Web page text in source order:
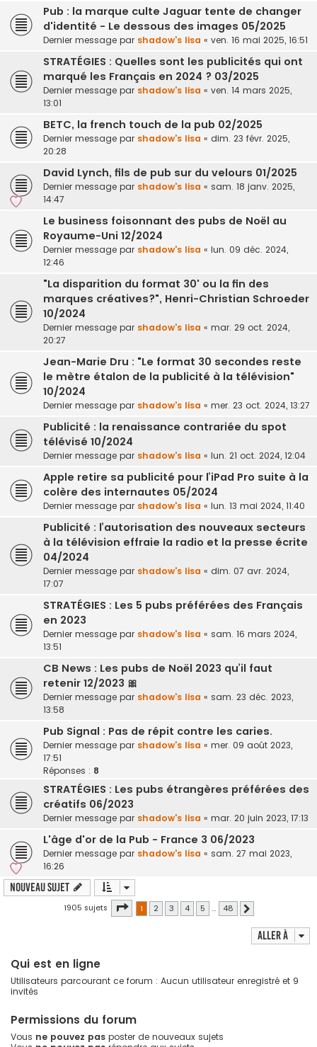
Pub : la marque culte Jaguar tente de changer
d'identité - Le dessous des images 05/2025
Dernier message par shadow's lisa « ven. 16 mai 2025, 16:51
STRATÉGIES : Quelles sont les publicités qui ont
marqué les Français en 2024 ? 03/2025
Dernier message par shadow's lisa « ven. 14 mars 2025,
13:01
BETC, la french touch de la pub 02/2025
Dernier message par shadow's lisa « dim. 23 févr. 2025,
20:28
David Lynch, fils de pub sur du velours 01/2025
Dernier message par shadow's lisa « sam. 18 janv. 2025,
14:47
Le business foisonnant des pubs de Noël au
Royaume-Uni 12/2024
Dernier message par shadow's lisa « lun. 09 déc. 2024,
12:46
"La disparition du format 30' ou la fin des
marques créatives?", Henri-Christian Schroeder
10/2024
Dernier message par shadow's lisa « mar. 29 oct. 2024,
20:27
Jean-Marie Dru : "Le format 30 secondes reste
le mètre étalon de la publicité à la télévision"
10/2024
Dernier message par shadow's lisa « mer. 23 oct. 2024, 13:27
Publicité : la renaissance contrariée du spot
télévisé 10/2024
Dernier message par shadow's lisa « lun. 21 oct. 2024, 12:04
Apple retire sa publicité pour l’iPad Pro suite à la
colère des internautes 05/2024
Dernier message par shadow's lisa « lun. 13 mai 2024, 11:40
Publicité : l’autorisation des nouveaux secteurs
à la télévision effraie la radio et la presse écrite
04/2024
Dernier message par shadow's lisa « dim. 07 avr. 2024,
17:07
STRATÉGIES : Les 5 pubs préférées des Français
en 2023
Dernier message par shadow's lisa « sam. 16 mars 2024,
13:51
CB News : Les pubs de Noël 2023 qu’il faut
retenir 12/2023 🎀
Dernier message par shadow's lisa « sam. 23 déc. 2023,
13:58
Pub Signal : Pas de répit contre les caries.
Dernier message par shadow's lisa « mer. 09 août 2023,
17:51
Réponses : 8
STRATÉGIES : Les pubs étrangères préférées des
créatifs 06/2023
Dernier message par shadow's lisa « mar. 20 juin 2023, 17:13
L'âge d'or de la Pub - France 3 06/2023
Dernier message par shadow's lisa « sam. 27 mai 2023,
16:26
Nouveau sujet
1905 sujets Page 1sur48
1 2 3 4 5 … 48
Aller à
Qui est en ligne
Utilisateurs parcourant ce forum : Aucun utilisateur enregistré et 9
invités
Permissions du forum
Vous ne pouvez pas poster de nouveaux sujets